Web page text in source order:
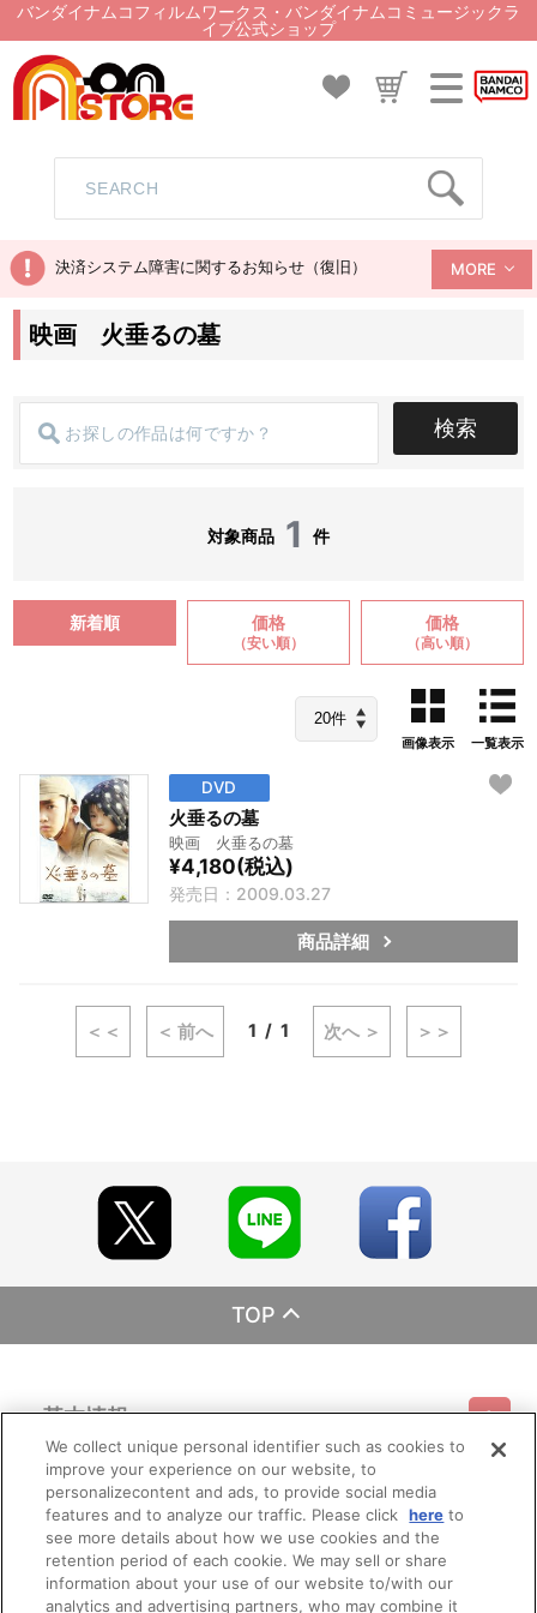
バンダイナムコフィルムワークス・バンダイナムコミュージックラ
イブ公式ショップ
決済システム障害に関するお知らせ（復旧） MORE
映画 火垂るの墓
検索
対象商品 1 件
新着順 価格
（安い順）
価格
（高い順）
画像表示 一覧表示
DVD
火垂るの墓
映画 火垂るの墓
¥4,180(税込)
発売日：2009.03.27
商品詳細
＜＜ ＜ 前へ 1 1 次へ ＞ ＞＞
TOP
基本情報
利用規約 特定商取引法に基づく表示 プライバシーポリシー
プライバシーオプション 会社概要
ご利用情報
ご利用ガイド サイトマップ お問い合わせ
会員メニュー
We collect unique personal identifier such as cookies to
improve your experience on our website, to
personalizecontent and ads, to provide social media
features and to analyze our traffic. Please click here to
see more details about how we use cookies and the
retention period of each cookie. We may sell or share
information about your use of our website to/with our
analytics and advertising partners, who may combine it